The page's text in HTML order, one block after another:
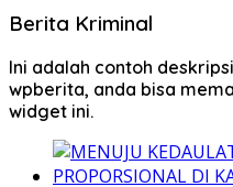
Berita Kriminal
Ini adalah contoh
wpberita, anda bisa
widget ini.